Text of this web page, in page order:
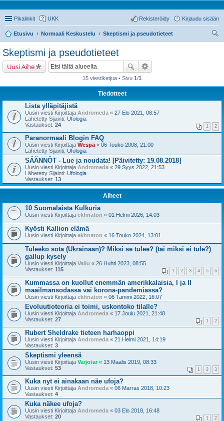
Pikalinkit UKK Kirjaudu sisään
Rekisteröidy
Etusivu Normaali Keskustelu
Skeptismi ja pseudotieteet
Skeptismi ja pseudotieteet
Uusi Aihe
15 viestiketjua • Sivu 1/1
Tiedotteet
Lista ylläpitäjistä
Uusin viesti Kirjoittaja Andromeda « 27 Elo 2021, 08:57
Lähetetty Sijainti: Ufologia
Vastaukset: 24 1 2
Paranormaali Blogin FAQ
Uusin viesti Kirjoittaja Wespa « 06 Touko 2008, 21:00
Lähetetty Sijainti: Ufologia
SÄÄNNÖT - Lue ja noudata! [Päivitetty: 19.08.2018]
Uusin viesti Kirjoittaja Andromeda « 29 Syys 2022, 21:53
Lähetetty Sijainti: Ufologia
Vastaukset: 13
Aiheet
10 Suomalaista Kulkuria
Uusin viesti Kirjoittaja ekhnaton « 01 Helmi 2026, 14:03
Kyösti Kallion elämä
Uusin viesti Kirjoittaja ekhnaton « 16 Touko 2024, 13:01
Tuleeko sota (Ukrainaan)? Miksi se tulee? (tai miksi ei tule?)
gallup kysely
Uusin viesti Kirjoittaja Vallu « 26 Huhti 2023, 08:55
Vastaukset: 115 1 2 3 4 5 6
Kummassa on kuollut enemmän amerikkalaisia, I ja II
maailmansodassa vai korona-pandemiassa?
Uusin viesti Kirjoittaja ekhnaton « 06 Tammi 2022, 16:07
Evoluutioteoria ei toimi, uskontoko tilalle?
Uusin viesti Kirjoittaja Andromeda « 17 Joulu 2021, 21:48
Vastaukset: 27 1 2
Rubert Sheldrake tieteen harhaoppi
Uusin viesti Kirjoittaja Andromeda « 21 Helmi 2021, 14:19
Vastaukset: 3
Skeptismi yleensä
Uusin viesti Kirjoittaja Varjotar « 13 Maalis 2019, 08:33
Vastaukset: 53 1 2 3
Kuka nyt ei ainakaan näe ufoja?
Uusin viesti Kirjoittaja Andromeda « 06 Marras 2018, 10:23
Vastaukset: 4
Kuka näkee ufoja?
Uusin viesti Kirjoittaja Andromeda « 03 Elo 2018, 16:48
Vastaukset: 20 1 2